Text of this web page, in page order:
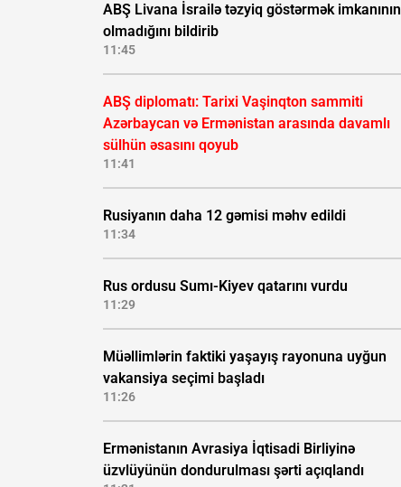
ABŞ Livana İsrailə təzyiq göstərmək imkanının
olmadığını bildirib
11:45
ABŞ diplomatı: Tarixi Vaşinqton sammiti
Azərbaycan və Ermənistan arasında davamlı
sülhün əsasını qoyub
11:41
Rusiyanın daha 12 gəmisi məhv edildi
11:34
Rus ordusu Sumı-Kiyev qatarını vurdu
11:29
Müəllimlərin faktiki yaşayış rayonuna uyğun
vakansiya seçimi başladı
11:26
Ermənistanın Avrasiya İqtisadi Birliyinə
üzvlüyünün dondurulması şərti açıqlandı